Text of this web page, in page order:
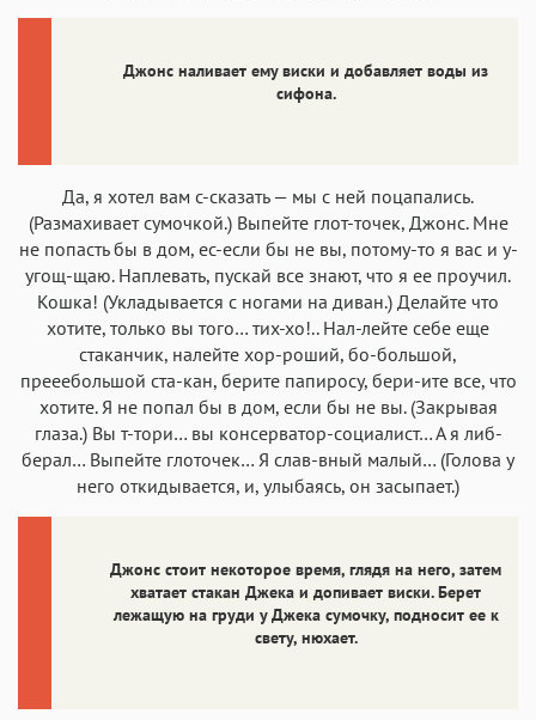
Джонс наливает ему виски и добавляет воды из
сифона.
Да, я хотел вам с-сказать — мы с ней поцапались.
(Размахивает сумочкой.) Выпейте глот-точек, Джонс. Мне
не попасть бы в дом, ес-если бы не вы, потому-то я вас и у-
угощ-щаю. Наплевать, пускай все знают, что я ее проучил.
Кошка! (Укладывается с ногами на диван.) Делайте что
хотите, только вы того… тих-хо!.. Нал-лейте себе еще
стаканчик, налейте хор-роший, бо-большой,
прееебольшой ста-кан, берите папиросу, бери-ите все, что
хотите. Я не попал бы в дом, если бы не вы. (Закрывая
глаза.) Вы т-тори… вы консерватор-социалист… А я либ-
берал… Выпейте глоточек… Я слав-вный малый… (Голова у
него откидывается, и, улыбаясь, он засыпает.)
Джонс стоит некоторое время, глядя на него, затем
хватает стакан Джека и допивает виски. Берет
лежащую на груди у Джека сумочку, подносит ее к
свету, нюхает.